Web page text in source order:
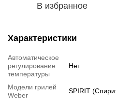
В избранное
Характеристики
Автоматическое
регулирование
температуры
Нет
Модели грилей
Weber
SPIRIT